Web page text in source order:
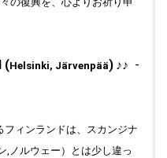
真のキャプションをアッ
真を更新しました。
(Helsinki, Järvenpää) ♪♪ -
ィンランドは、スカンジナ
,ノルウェー）とは少し違っ